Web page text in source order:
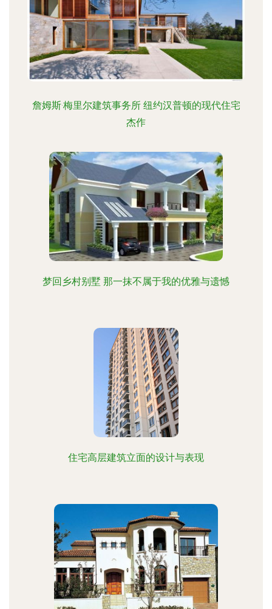
詹姆斯·梅里尔建筑事务所 纽约汉普顿的现代住宅
杰作
梦回乡村别墅 那一抹不属于我的优雅与遗憾
住宅高层建筑立面的设计与表现